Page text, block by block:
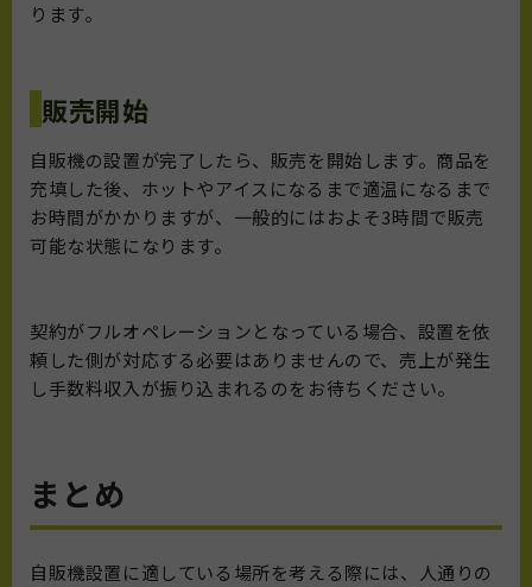
ります。
販売開始
自販機の設置が完了したら、販売を開始します。商品を
充填した後、ホットやアイスになるまで適温になるまで
お時間がかかりますが、一般的にはおよそ3時間で販売
可能な状態になります。
契約がフルオペレーションとなっている場合、設置を依
頼した側が対応する必要はありませんので、売上が発生
し手数料収入が振り込まれるのをお待ちください。
まとめ
自販機設置に適している場所を考える際には、人通りの